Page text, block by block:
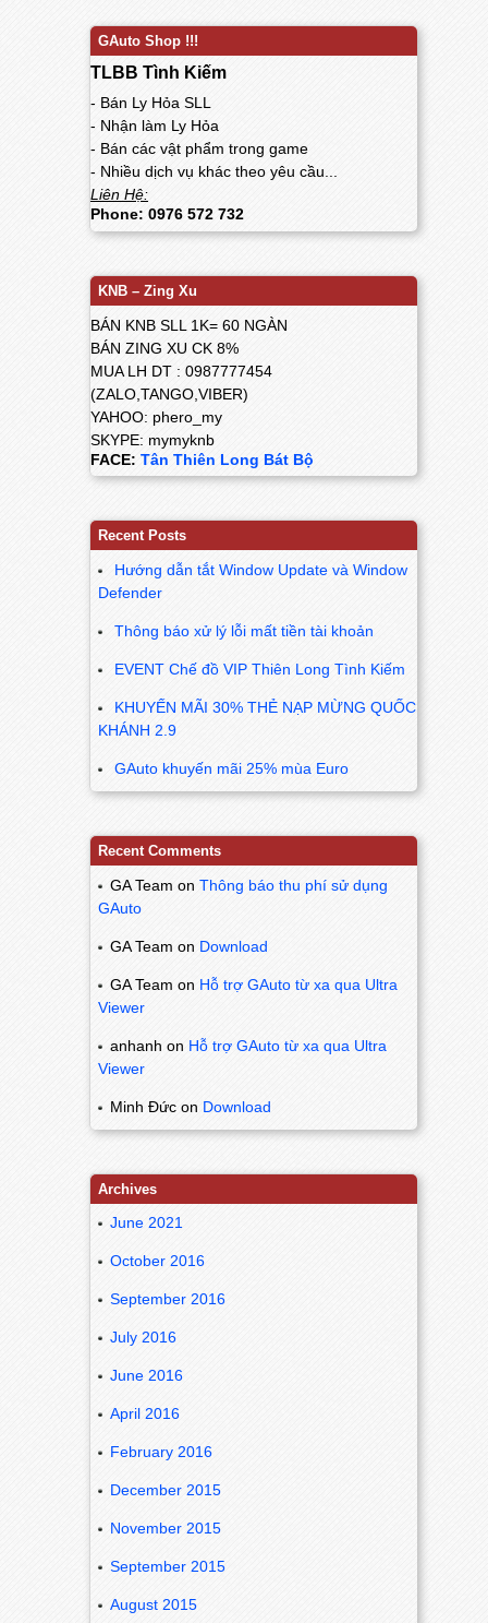
GAuto Shop !!!
TLBB Tình Kiếm
- Bán Ly Hỏa SLL
- Nhận làm Ly Hỏa
- Bán các vật phẩm trong game
- Nhiều dịch vụ khác theo yêu cầu...
Liên Hệ:
Phone: 0976 572 732
KNB – Zing Xu
BÁN KNB SLL 1K= 60 NGÀN
BÁN ZING XU CK 8%
MUA LH DT : 0987777454
(ZALO,TANGO,VIBER)
YAHOO: phero_my
SKYPE: mymyknb
FACE: Tân Thiên Long Bát Bộ
Recent Posts
Hướng dẫn tắt Window Update và Window
Defender
Thông báo xử lý lỗi mất tiền tài khoản
EVENT Chế đồ VIP Thiên Long Tình Kiếm
KHUYẾN MÃI 30% THẺ NẠP MỪNG QUỐC
KHÁNH 2.9
GAuto khuyến mãi 25% mùa Euro
Recent Comments
GA Team on Thông báo thu phí sử dụng
GAuto
GA Team on Download
GA Team on Hỗ trợ GAuto từ xa qua Ultra
Viewer
anhanh on Hỗ trợ GAuto từ xa qua Ultra
Viewer
Minh Đức on Download
Archives
June 2021
October 2016
September 2016
July 2016
June 2016
April 2016
February 2016
December 2015
November 2015
September 2015
August 2015